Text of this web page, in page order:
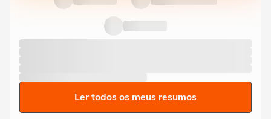
Ler todos os meus resumos